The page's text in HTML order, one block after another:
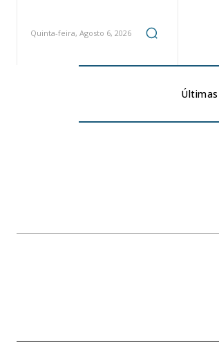
Quinta-feira, Agosto 6, 2026
Últimas